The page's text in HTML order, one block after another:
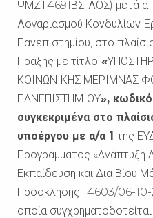
ΨΜΖΤ4691ΒΣ-ΛΟΣ) μετά
Λογαριασμού Κονδυλίων
Πανεπιστημίου, στο
Πράξης με τίτλο «
ΚΟΙΝΩΝΙΚΗΣ ΜΕΡΙΜΝΑΣ
ΠΑΝΕΠΙΣΤΗΜΙΟΥ», κωδικό
συγκεκριμένα στο
υποέργου με α/α 1 της
Προγράμματος «Ανάπτυξη
Εκπαίδευση και Δια Βίου
Πρόσκλησης 14603/06-
οποία